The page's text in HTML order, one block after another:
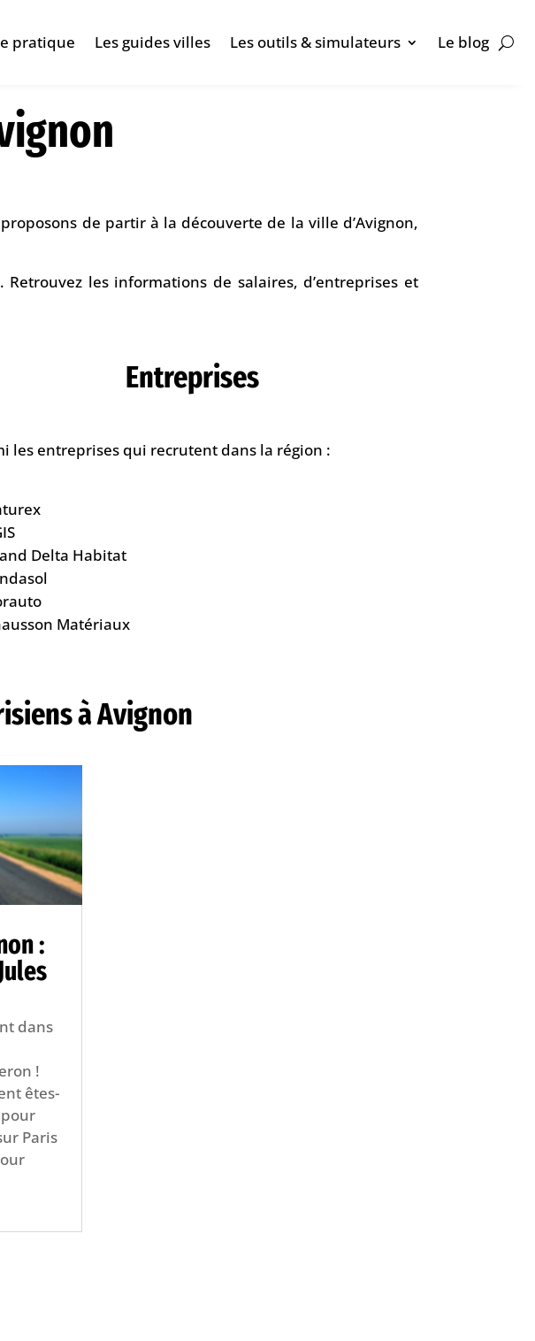
pratique Les guides villes Les outils & simulateurs Le blog
de partir à la découverte de la ville d’Avignon,
les informations de salaires, d’entreprises et
Entreprises
les entreprises qui recrutent dans la région :
Delta Habitat
Matériaux
à Avignon
:
dans
!
êtes-
Paris